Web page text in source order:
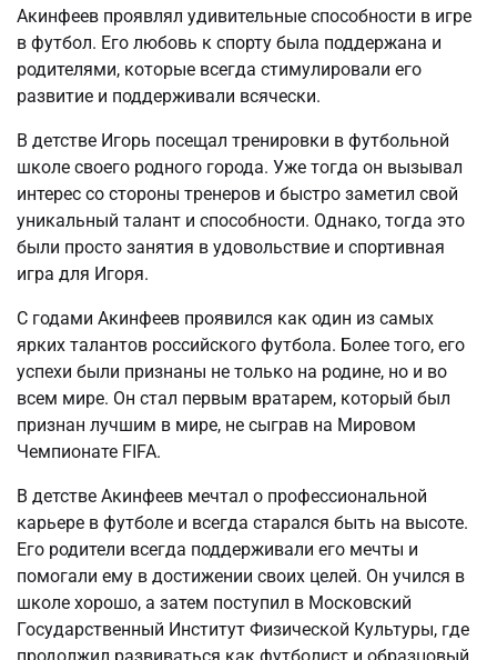
Акинфеев проявлял удивительные способности в игре
в футбол. Его любовь к спорту была поддержана и
родителями, которые всегда стимулировали его
развитие и поддерживали всячески.
В детстве Игорь посещал тренировки в футбольной
школе своего родного города. Уже тогда он вызывал
интерес со стороны тренеров и быстро заметил свой
уникальный талант и способности. Однако, тогда это
были просто занятия в удовольствие и спортивная
игра для Игоря.
С годами Акинфеев проявился как один из самых
ярких талантов российского футбола. Более того, его
успехи были признаны не только на родине, но и во
всем мире. Он стал первым вратарем, который был
признан лучшим в мире, не сыграв на Мировом
Чемпионате FIFA.
В детстве Акинфеев мечтал о профессиональной
карьере в футболе и всегда старался быть на высоте.
Его родители всегда поддерживали его мечты и
помогали ему в достижении своих целей. Он учился в
школе хорошо, а затем поступил в Московский
Государственный Институт Физической Культуры, где